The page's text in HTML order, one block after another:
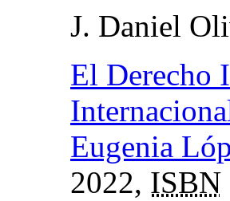
J. Daniel
El Derecho
Eugenia
2022, ISBN